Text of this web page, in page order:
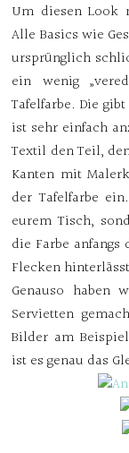
Um diesen Look
Alle Basics wie
ursprünglich
ein wenig
Tafelfarbe. Die
ist sehr einfach
Textil den Teil,
Kanten mit
der Tafelfarbe
eurem Tisch,
die Farbe
Flecken
Genauso haben
Servietten
Bilder am
ist es genau das